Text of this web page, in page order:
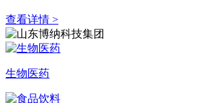
查看详情 >
生物医药